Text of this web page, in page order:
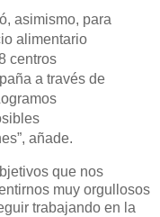
asimismo, para
alimentario
centros
a través de
añade.
que nos
muy orgullosos
trabajando en la